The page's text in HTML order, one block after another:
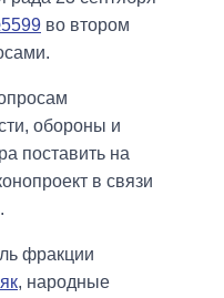
во втором
обороны и
поставить на
в связи
фракции
, народные